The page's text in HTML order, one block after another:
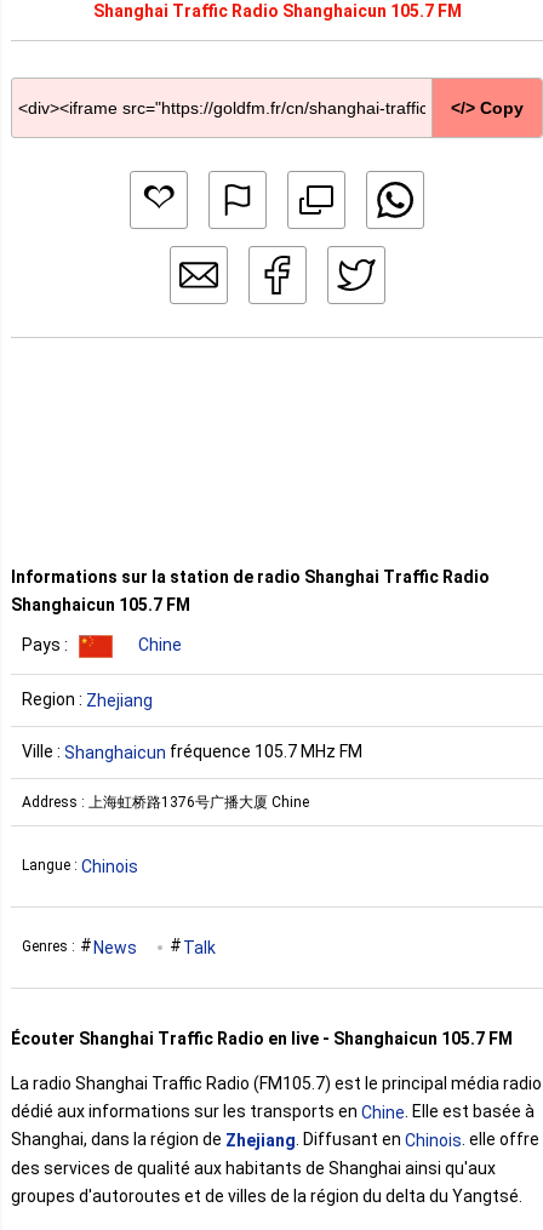
Shanghai Traffic Radio Shanghaicun 105.7 FM
</> Copy
Informations sur la station de radio Shanghai Traffic Radio
Shanghaicun 105.7 FM
Pays : Chine
Region : Zhejiang
Ville : Shanghaicun fréquence 105.7 MHz FM
Address : 上海虹桥路1376号广播大厦 Chine
Langue : Chinois
Genres : News Talk
Écouter Shanghai Traffic Radio en live - Shanghaicun 105.7 FM
La radio Shanghai Traffic Radio (FM105.7) est le principal média radio
dédié aux informations sur les transports en Chine . Elle est basée à
Shanghai, dans la région de Zhejiang. Diffusant en Chinois. elle offre
des services de qualité aux habitants de Shanghai ainsi qu'aux
groupes d'autoroutes et de villes de la région du delta du Yangtsé.